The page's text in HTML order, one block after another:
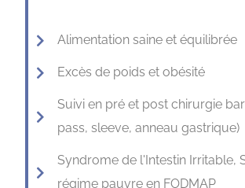
Alimentation saine et équilibrée
Excès de poids et obésité
Suivi en pré et post chirurgie
pass, sleeve, anneau gastrique)
Syndrome de l'Intestin Irritable,
régime pauvre en FODMAP